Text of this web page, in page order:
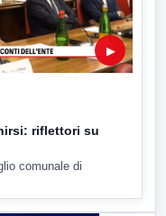
▶
riflettori su
comunale di